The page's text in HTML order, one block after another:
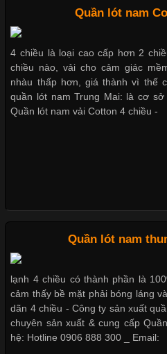
Những Mẫu Áo Thun Đồng
Chuộng
Cập nhật 2026-06-
Chất Liệu Lycra Có Gì Đặc
Cập nhật 2026-05-
Vải Lycra Là Gì? Chất Liệu Co
Ngành May Mặc Trong ngành thời
Quần lót nam
Nguyên bộ quần lót nam
Quần lót nam
4 chiều là loại cao cấp hơn 2
chiều nào, vải cho cảm giác
nhàu thấp hơn, giá thành vì thế
quần lót nam Trung Mai: là cơ
Quần lót nam vải Cotton 4 chiều -
Quần lót nam
lạnh 4 chiều có thành phần là
cảm thấy bề mặt phải bóng láng
dãn 4 chiều - Công ty sản xuất
chuyên sản xuất & cung cấp
hệ: Hotline 0906 888 300 _ Email: